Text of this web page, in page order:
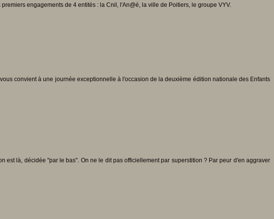
engagements de 4 entités : la Cnil, l'An@é, la ville de Poitiers, le groupe VYV.
convient à une journée exceptionnelle à l'occasion de la deuxième édition nationale des Enfants
là, décidée "par le bas". On ne le dit pas officiellement par superstition ? Par peur d'en aggraver